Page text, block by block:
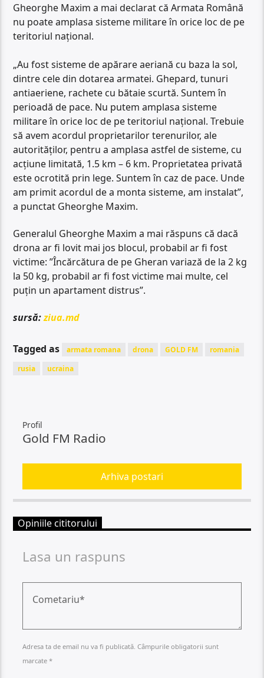
Gheorghe Maxim a mai declarat că Armata Română
nu poate amplasa sisteme militare în orice loc de pe
teritoriul național.
„Au fost sisteme de apărare aeriană cu baza la sol,
dintre cele din dotarea armatei. Ghepard, tunuri
antiaeriene, rachete cu bătaie scurtă. Suntem în
perioadă de pace. Nu putem amplasa sisteme
militare în orice loc de pe teritoriul național. Trebuie
să avem acordul proprietarilor terenurilor, ale
autorităților, pentru a amplasa astfel de sisteme, cu
acțiune limitată, 1.5 km – 6 km. Proprietatea privată
este ocrotită prin lege. Suntem în caz de pace. Unde
am primit acordul de a monta sisteme, am instalat”,
a punctat Gheorghe Maxim.
Generalul Gheorghe Maxim a mai răspuns că dacă
drona ar fi lovit mai jos blocul, probabil ar fi fost
victime: ”Încărcătura de pe Gheran variază de la 2 kg
la 50 kg, probabil ar fi fost victime mai multe, cel
puțin un apartament distrus”.
sursă:ziua.md
Tagged as armata romana drona GOLD FM
romania
rusia
ucraina
Profil
Gold FM Radio
Arhiva postari
Opiniile cititorului
Lasa un raspuns
Adresa ta de email nu va fi publicată. Câmpurile obligatorii sunt
marcate *